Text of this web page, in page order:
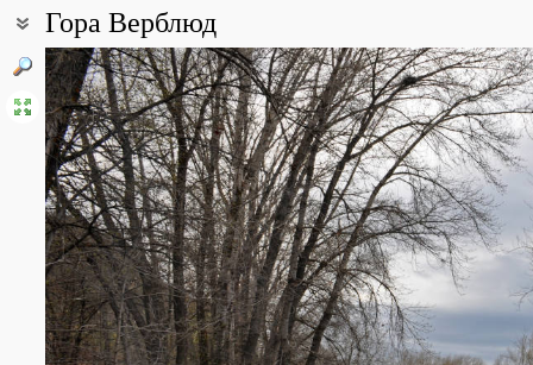
Гора Верблюд
Координаты:
53° 24′ 07.02″ с.ш., 50° 04′ 45.62″ в.д. (смотреть на картахGoogle
Все фотографии(6) Фото растений и лишайников(55)